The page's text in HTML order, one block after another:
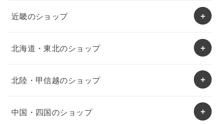
近畿のショップ
北海道・東北のショップ
北陸・甲信越のショップ
中国・四国のショップ